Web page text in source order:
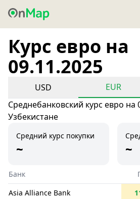
Курс евро на
09.11.2025
USD EUR
Среднебанковский курс евро на
Узбекистане
Средний курс покупки
~ ~
Банк
Asia Alliance Bank